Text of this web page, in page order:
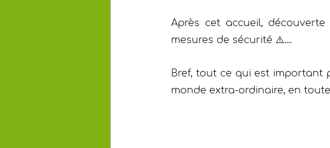
Après cet accueil,
mesures de sécurité ⚠️....
Bref, tout ce qui est important
monde extra-ordinaire, en toute